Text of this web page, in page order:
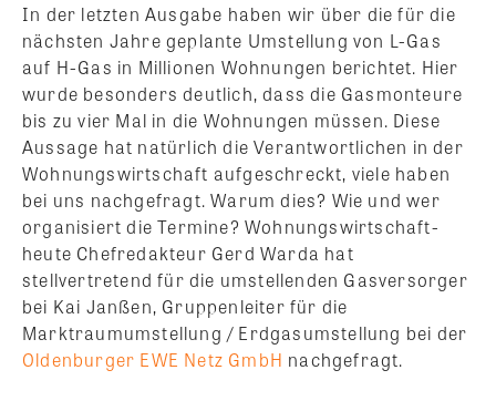
In der letzten Ausgabe haben wir über die für die
nächsten Jahre geplante Umstellung von L-Gas
auf H-Gas in Millionen Wohnungen berichtet. Hier
wurde besonders deutlich, dass die Gasmonteure
bis zu vier Mal in die Wohnungen müssen. Diese
Aussage hat natürlich die Verantwortlichen in der
Wohnungswirtschaft aufgeschreckt, viele haben
bei uns nachgefragt. Warum dies? Wie und wer
organisiert die Termine? Wohnungswirtschaft-
heute Chefredakteur Gerd Warda hat
stellvertretend für die umstellenden Gasversorger
bei Kai Janßen, Gruppenleiter für die
Marktraumumstellung / Erdgasumstellung bei der
Oldenburger EWE Netz GmbH nachgefragt.